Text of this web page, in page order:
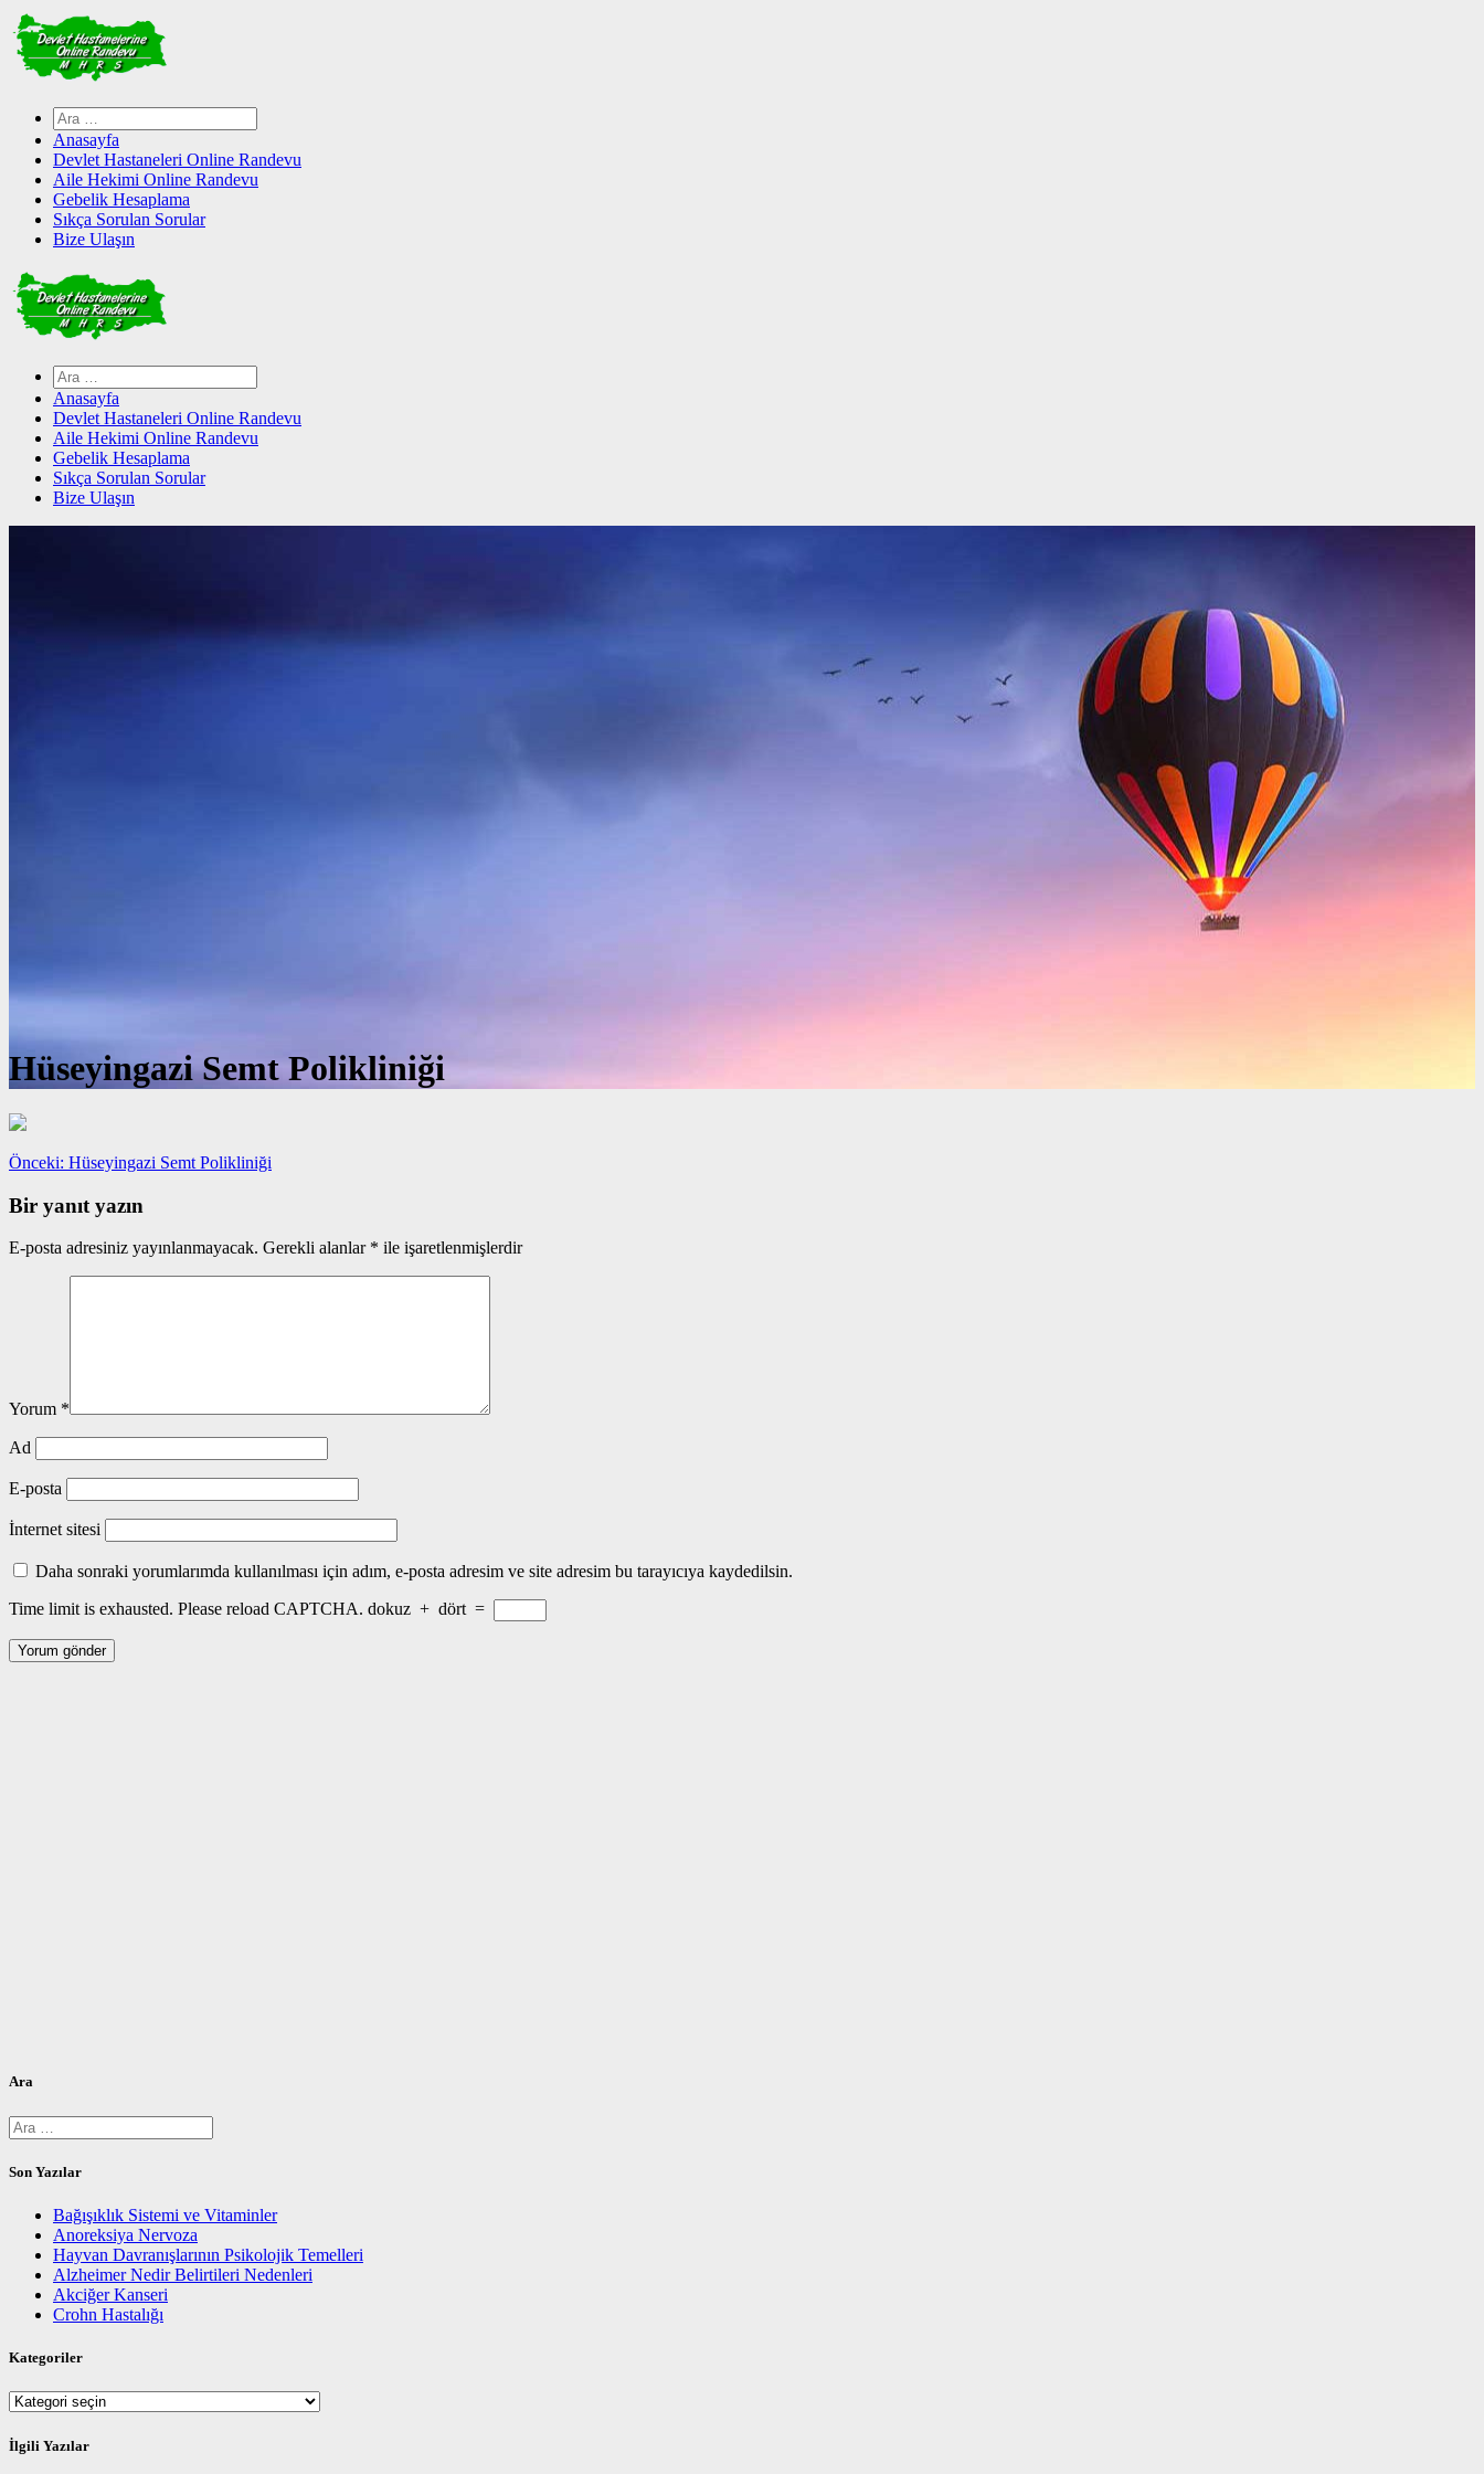
Skip
to
content
Arama:
Anasayfa
Devlet Hastaneleri Online Randevu
Aile Hekimi Online Randevu
Gebelik Hesaplama
Sıkça Sorulan Sorular
Bize Ulaşın
Arama:
Anasayfa
Devlet Hastaneleri Online Randevu
Aile Hekimi Online Randevu
Gebelik Hesaplama
Sıkça Sorulan Sorular
Bize Ulaşın
Hüseyingazi Semt Polikliniği
Yazı
gezinmesi
Önceki: Önceki
Hüseyingazi Semt Polikliniği
Bir yanıt yazın
E-posta adresiniz yayınlanmayacak. Gerekli alanlar * ile işaretlenmişlerdir
Yorum *
Ad
E-posta
İnternet sitesi
Daha sonraki yorumlarımda kullanılması için adım, e-posta adresim ve site adresim bu tarayıcıya kaydedilsin.
Time limit is exhausted. Please reload CAPTCHA. dokuz + dört =
Ara
Arama:
Son Yazılar
Bağışıklık Sistemi ve Vitaminler
Anoreksiya Nervoza
Hayvan Davranışlarının Psikolojik Temelleri
Alzheimer Nedir Belirtileri Nedenleri
Akciğer Kanseri
Crohn Hastalığı
Kategoriler
Kategoriler
İlgili Yazılar